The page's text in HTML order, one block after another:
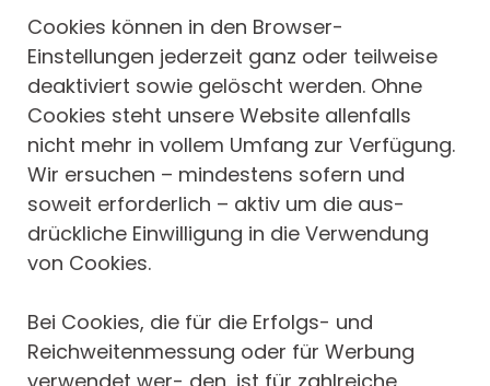
Cookies können in den Browser-
Einstellungen jederzeit ganz oder teilweise
deaktiviert sowie gelöscht werden. Ohne
Cookies steht unsere Website allenfalls
nicht mehr in vollem Umfang zur Verfügung.
Wir ersuchen – mindestens sofern und
soweit erforderlich – aktiv um die aus-
drückliche Einwilligung in die Verwendung
von Cookies.
Bei Cookies, die für die Erfolgs- und
Reichweitenmessung oder für Werbung